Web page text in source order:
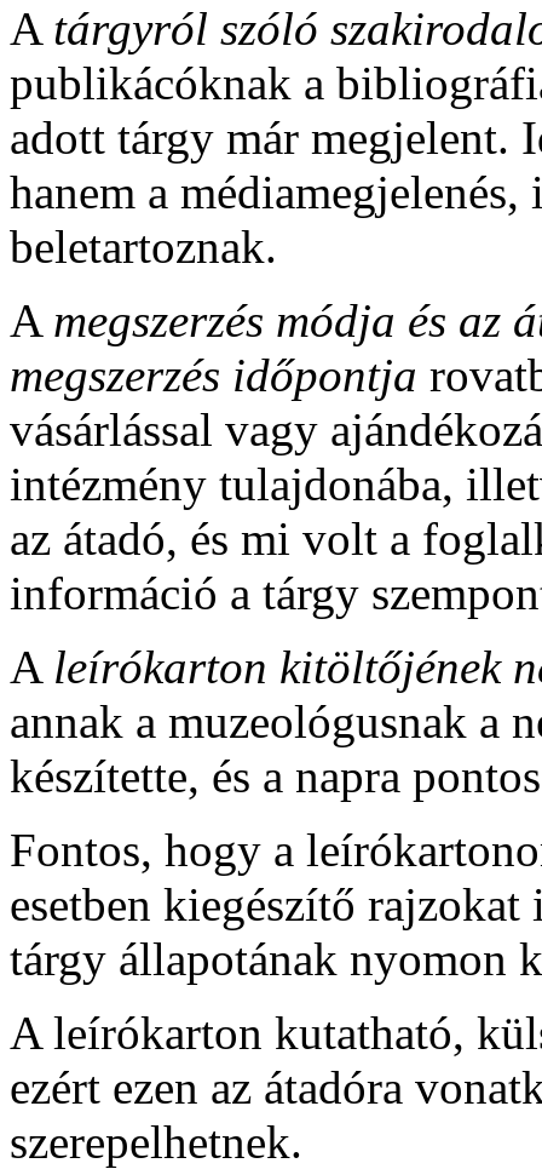
A tárgyról szóló
publikácóknak a
adott tárgy már megjelent.
hanem a
beletartoznak.
A megszerzés módja és az
megszerzés időpontja
vásárlással vagy
intézmény tulajdonába,
az átadó, és mi volt a
információ a tárgy
A leírókarton kitöltőjének
annak a muzeológusnak a
készítette, és a napra
Fontos, hogy a
esetben kiegészítő
tárgy állapotának nyomon
A leírókarton kutatható,
ezért ezen az átadóra
szerepelhetnek.